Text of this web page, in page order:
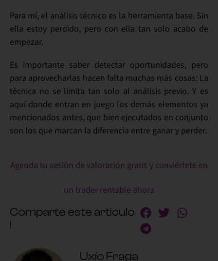
Para mí, el análisis técnico es la herramienta base. Sin
ella estoy perdido, pero con ella tan solo acabo de
empezar.
Es importante saber detectar oportunidades, pero
para aprovecharlas hacen falta muchas más cosas: La
técnica no se limita tan solo al análisis previo. Y es
aquí donde entran en juego los demás elementos ya
mencionados antes, que bien ejecutados en conjunto
son los que marcan la diferencia entre ganar y perder.
Agenda tu sesión de valoración gratis y conviértete en
un trader rentable ahora
Comparte este articulo
!
Uxío Fraga